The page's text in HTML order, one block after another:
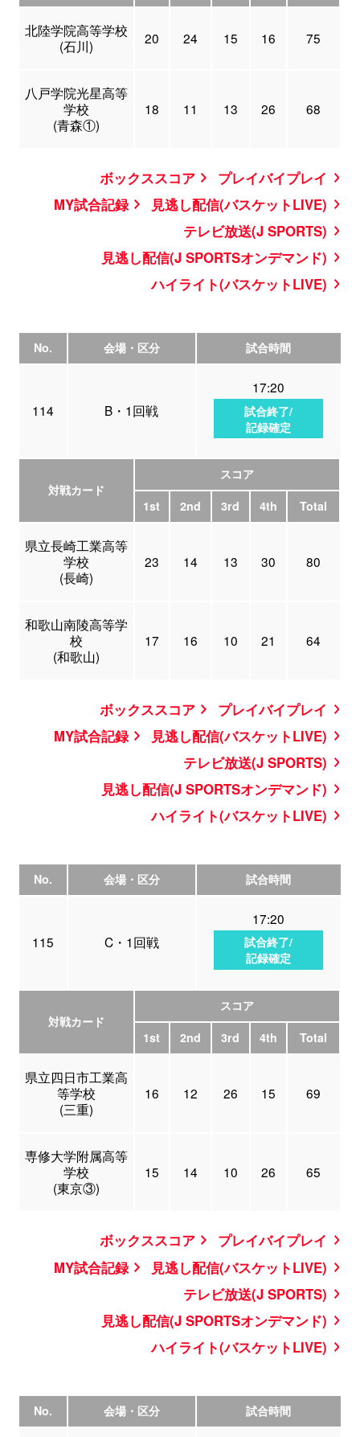
北陸学院高等学校
(石川)
20 24 15 16 75
八戸学院光星高等
学校
(青森①)
18 11 13 26 68
ボックススコア
プレイバイプレイ
MY試合記録
見逃し配信(バスケットLIVE)
テレビ放送(J SPORTS)
見逃し配信(J SPORTSオンデマンド)
ハイライト(バスケットLIVE)
No. 会場・区分 試合時間
114 B・1回戦
17:20
試合終了/
記録確定
対戦カード
スコア
1st
2nd 3rd 4th Total
県立長崎工業高等
学校
(長崎)
23 14 13 30 80
和歌山南陵高等学
校
(和歌山)
17 16 10 21 64
ボックススコア
プレイバイプレイ
MY試合記録
見逃し配信(バスケットLIVE)
テレビ放送(J SPORTS)
見逃し配信(J SPORTSオンデマンド)
ハイライト(バスケットLIVE)
No. 会場・区分 試合時間
115 C・1回戦
17:20
試合終了/
記録確定
対戦カード
スコア
1st
2nd 3rd 4th Total
県立四日市工業高
等学校
(三重)
16 12 26 15 69
専修大学附属高等
学校
(東京③)
15 14 10 26 65
ボックススコア
プレイバイプレイ
MY試合記録
見逃し配信(バスケットLIVE)
テレビ放送(J SPORTS)
見逃し配信(J SPORTSオンデマンド)
ハイライト(バスケットLIVE)
No. 会場・区分 試合時間